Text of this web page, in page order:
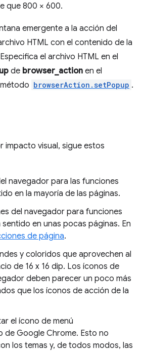
que 800 × 600.
emergente a la acción del
HTML con el contenido de la
el archivo HTML en el
de browser_action en el
browserAction.setPopup .
impacto visual, sigue estos
navegador para las funciones
en la mayoría de las páginas.
del navegador para funciones
en unas pocas páginas. En
de página.
y coloridos que aprovechen al
de 16 x 16 dip. Los íconos de
deben parecer un poco más
que los íconos de acción de la
el ícono de menú
de Google Chrome. Esto no
los temas y, de todos modos, las